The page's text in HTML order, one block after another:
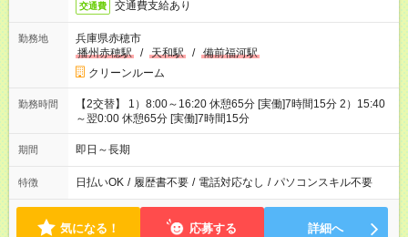
交通費 交通費支給あり
勤務地
兵庫県赤穂市
播州赤穂駅
/ 天和駅 / 備前福河駅
クリーンルーム
勤務時間
【2交替】 1）8:00～16:20 休憩65分 [実働]7時間15分 2）15:40
～翌0:00 休憩65分 [実働]7時間15分
期間 即日～長期
特徴 日払いOK / 履歴書不要 / 電話対応なし / パソコンスキル不要
気になる！ 応募する 詳細へ